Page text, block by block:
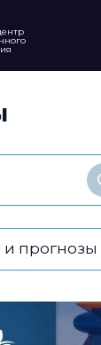
и прогнозы